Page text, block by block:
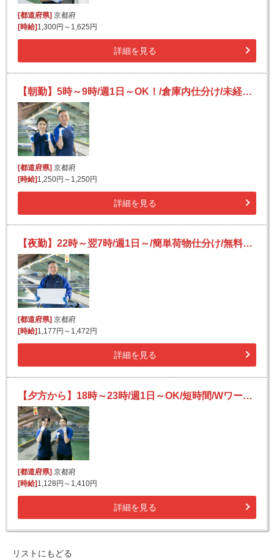
[都道府県]京都府
[時給]1,300円～1,625円
詳細を見る
【朝勤】5時～9時/週1日～OK！/倉庫内仕分け/未経験OK/日払いOK（規定有）
[都道府県]京都府
[時給]1,250円～1,250円
詳細を見る
【夜勤】22時～翌7時/週1日～/簡単荷物仕分け/無料送迎あり/未経験OK/副業歓迎
[都道府県] 京都府
[時給] 1,177円～1,472円
詳細を見る
【夕方から】18時～23時/週1日～OK/短時間/Wワークにもピッタリ♪/未経験OK/宅配便の仕分け
[都道府県]京都府
[時給]1,128円～1,410円
詳細を見る
リストにもどる